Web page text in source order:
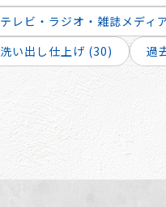
テレビ・ラジオ・雑誌メディ
洗い出し仕上げ (30)
過